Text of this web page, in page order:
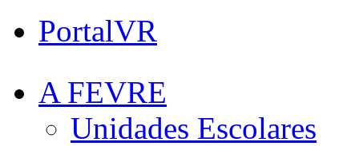
PortalVR
A FEVRE
Unidades Escolares